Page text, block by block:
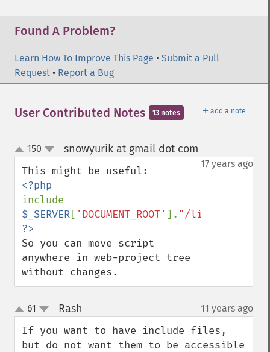
Found A Problem?
Learn How To Improve This Page • Submit a Pull
Request • Report a Bug
＋ add a note
User Contributed Notes 13 notes
up
down
150 snowyurik at gmail dot com
17 years ago
$_SERVER[ 'DOCUMENT_ROOT' ]. "/lib/
So you can move script
anywhere in web-project tree
without changes.
up
down
61 Rash 11 years ago
If you want to have include files,
but do not want them to be accessible